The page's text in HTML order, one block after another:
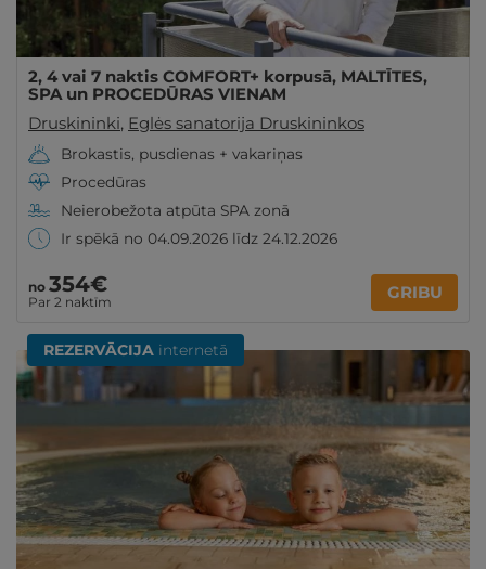
2, 4 vai 7 naktis COMFORT+ korpusā, MALTĪTES,
SPA un PROCEDŪRAS VIENAM
Druskininki, Eglės sanatorija Druskininkos
Brokastis, pusdienas + vakariņas
Procedūras
Neierobežota atpūta SPA zonā
Ir spēkā no 04.09.2026 līdz 24.12.2026
no 354€
Par 2 naktīm GRIBU
REZERVĀCIJA internetā